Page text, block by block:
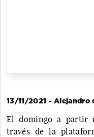
13/11/2021 - Alejandro
El domingo a partir
través de la